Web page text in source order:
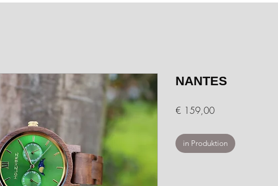
NANTES
€ 159,00Preis
in Produktion